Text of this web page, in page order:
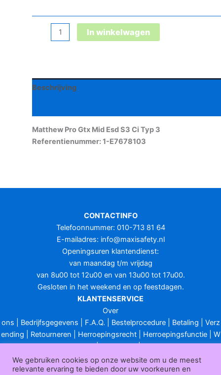
Matthew
Esd
S3
In winkelwagen
Beschrijving
Matthew Pro Gtx Mid Esd S3 Ci Typ 3
Referentienummer: 1-E7678103
CONTACTINFO
Telefoonnummer: 010-713 81 64
E-mailadres: info@maxisafety.nl
Openingsuren klantendienst:
van maandag t/m vrijdag
van 8u00 tot 12u00 en van 13u00 tot 17u00.
Gesloten in het weekend en op feestdagen.
KLANTENSERVICE
Over
ons
Bedrijfsgegevens F.A.Q. Bestelprocedure| Betaling
Verz
ending
Retourneren Herroepingsrecht| Herroepingsfunctie| W
ederverkoop|Bedrukken|Contact
Algemene voorwaarden|Privacy policy|Sitemap| Disclaimer
Maxisafety.nl © 2026
We gebruiken cookies op onze website om u de meest
relevante ervaring te bieden door uw voorkeuren en